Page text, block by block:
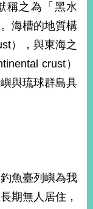
稱之為「黑水
海槽的地質構
），與東海之
crust）
與琉球群島具
魚臺列嶼為我
期無人居住，